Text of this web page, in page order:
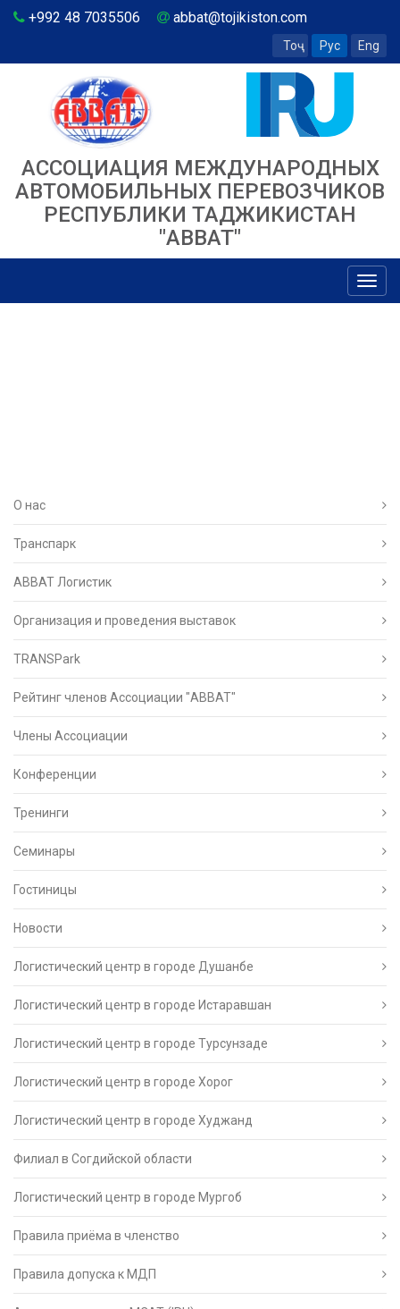
+992 48 7035506 abbat@tojikiston.com
Тоҷ Рус Eng
АССОЦИАЦИЯ МЕЖДУНАРОДНЫХ
АВТОМОБИЛЬНЫХ ПЕРЕВОЗЧИКОВ
РЕСПУБЛИКИ ТАДЖИКИСТАН
"ABBAT"
О нас
Транспарк
ABBAT Логистик
Организация и проведения выставок
TRANSPark
Рейтинг членов Ассоциации "АВВАТ"
Члены Ассоциации
Конференции
Тренинги
Семинары
Гостиницы
Новости
Логистический центр в городе Душанбе
Логистический центр в городе Истаравшан
Логистический центр в городе Турсунзаде
Логистический центр в городе Хорог
Логистический центр в городе Худжанд
Филиал в Согдийской области
Логистический центр в городе Мургоб
Правила приёма в членство
Правила допуска к МДП